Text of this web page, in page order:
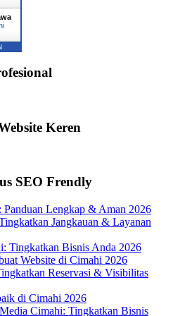
Keren
SEO Frendly
Lengkap & Aman 2026
Jangkauan & Layanan
Tingkatkan Bisnis Anda 2026
Website di Cimahi 2026
Reservasi & Visibilitas
di Cimahi 2026
Cimahi: Tingkatkan Bisnis